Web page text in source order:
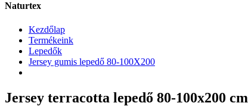
Naturtex
Kezdőlap
Termékeink
Lepedők
Jersey gumis lepedő 80-100X200
Jersey terracotta lepedő 80-100x200 cm